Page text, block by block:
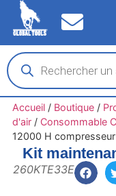
Accueil/ Boutique/
d'air/ Consommable
12000 H compresseur
Kit
260KTE33E